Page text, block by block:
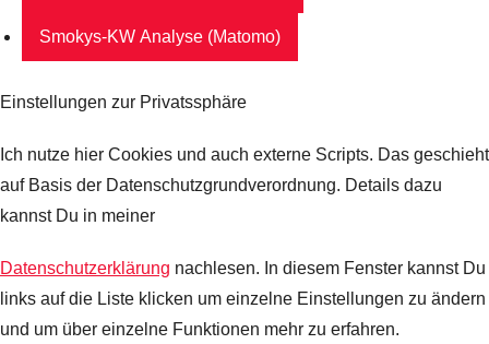
Smokys-KW Analyse (Matomo)
Einstellungen zur Privatssphäre
Ich nutze hier Cookies und auch externe Scripts. Das geschieht
auf Basis der Datenschutzgrundverordnung. Details dazu
kannst Du in meiner
Datenschutzerklärung nachlesen. In diesem Fenster kannst Du
links auf die Liste klicken um einzelne Einstellungen zu ändern
und um über einzelne Funktionen mehr zu erfahren.